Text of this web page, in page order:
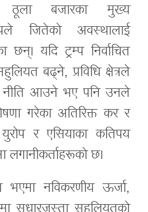
ठूला बजारका मुख्य
जितेको अवस्थालाई
यदि ट्रम्प निर्वाचित
बढ्ने, प्रविधि क्षेत्रले
नीति आउने भए पनि उनले
गरेका अतिरिक्त कर र
र एसियाका कतिपय
लगानीकर्ताहरूको छ।
भएमा नविकरणीय ऊर्जा,